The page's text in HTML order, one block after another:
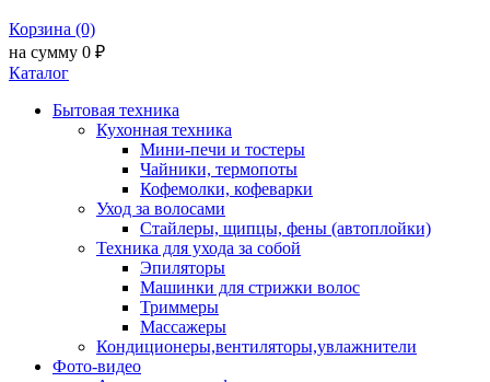
Корзина (0)
на сумму 0 ₽
Каталог
Бытовая техника
Кухонная техника
Мини-печи и тостеры
Чайники, термопоты
Кофемолки, кофеварки
Уход за волосами
Стайлеры, щипцы, фены (автоплойки)
Техника для ухода за собой
Эпиляторы
Машинки для стрижки волос
Триммеры
Массажеры
Кондиционеры,вентиляторы,увлажнители
Фото-видео